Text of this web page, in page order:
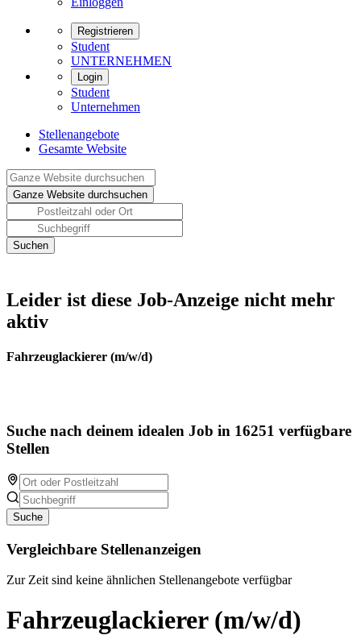
Registrieren
Student
UNTERNEHMEN
Login
Student
Unternehmen
Stellenangebote
Gesamte Website
Leider ist diese Job-Anzeige nicht mehr
aktiv
Fahrzeuglackierer (m/w/d)
Suche nach deinem idealen Job in 16251 verfügbare
Stellen
Suche
Vergleichbare Stellenanzeigen
Zur Zeit sind keine ähnlichen Stellenangebote verfügbar
Fahrzeuglackierer (m/w/d)